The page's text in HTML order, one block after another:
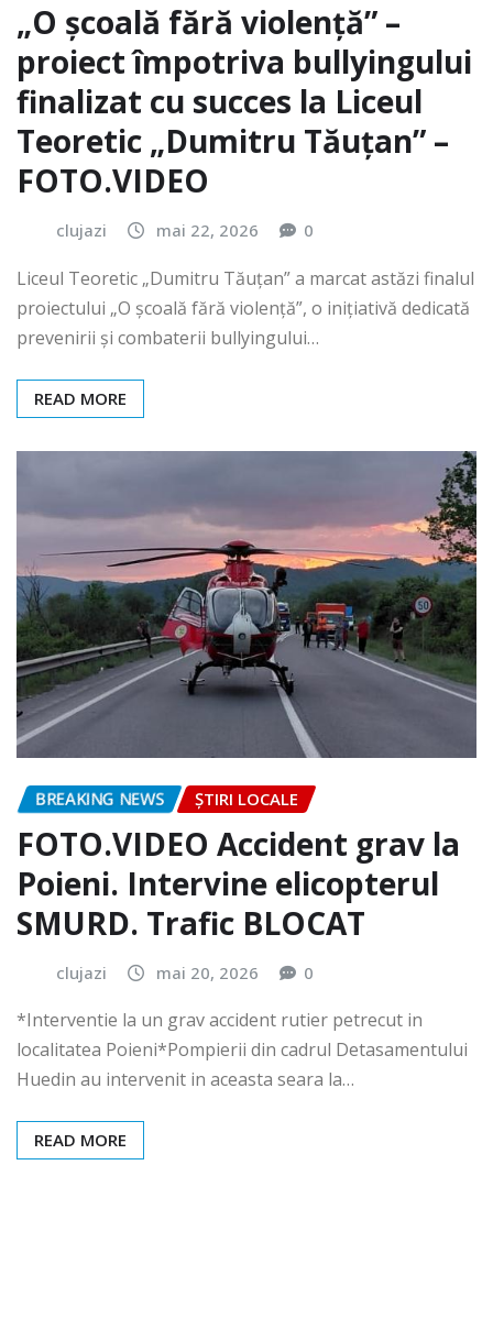
„O școală fără violență” –
proiect împotriva bullyingului
finalizat cu succes la Liceul
Teoretic „Dumitru Tăuțan” –
FOTO.VIDEO
clujazi mai 22, 2026 0
Liceul Teoretic „Dumitru Tăuțan” a marcat astăzi finalul
proiectului „O școală fără violență”, o inițiativă dedicată
prevenirii și combaterii bullyingului…
READ MORE
BREAKING NEWS ȘTIRI LOCALE
FOTO.VIDEO Accident grav la
Poieni. Intervine elicopterul
SMURD. Trafic BLOCAT
clujazi mai 20, 2026 0
*Interventie la un grav accident rutier petrecut in
localitatea Poieni*Pompierii din cadrul Detasamentului
Huedin au intervenit in aceasta seara la…
READ MORE